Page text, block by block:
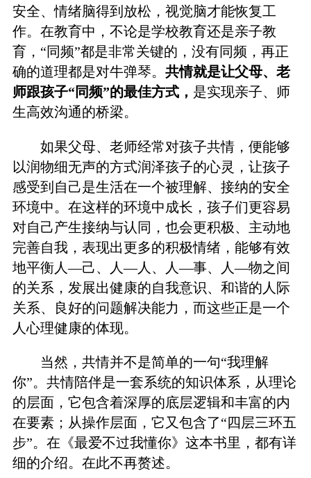
安全、情绪脑得到放松，视觉脑才能恢复工
作。在教育中，不论是学校教育还是亲子教
育，“同频”都是非常关键的，没有同频，再正
确的道理都是对牛弹琴。 共情就是让父母、老
师跟孩子“同频”的最佳方式， 是实现亲子、师
生高效沟通的桥梁。
如果父母、老师经常对孩子共情，便能够
以润物细无声的方式润泽孩子的心灵，让孩子
感受到自己是生活在一个被理解、接纳的安全
环境中。在这样的环境中成长，孩子们更容易
对自己产生接纳与认同，也会更积极、主动地
完善自我，表现出更多的积极情绪，能够有效
地平衡人—己、人—人、人—事、人—物之间
的关系，发展出健康的自我意识、和谐的人际
关系、良好的问题解决能力，而这些正是一个
人心理健康的体现。
当然，共情并不是简单的一句“我理解
你”。共情陪伴是一套系统的知识体系，从理论
的层面，它包含着深厚的底层逻辑和丰富的内
在要素；从操作层面，它又包含了“四层三环五
步”。在《最爱不过我懂你》这本书里，都有详
细的介绍。在此不再赘述。